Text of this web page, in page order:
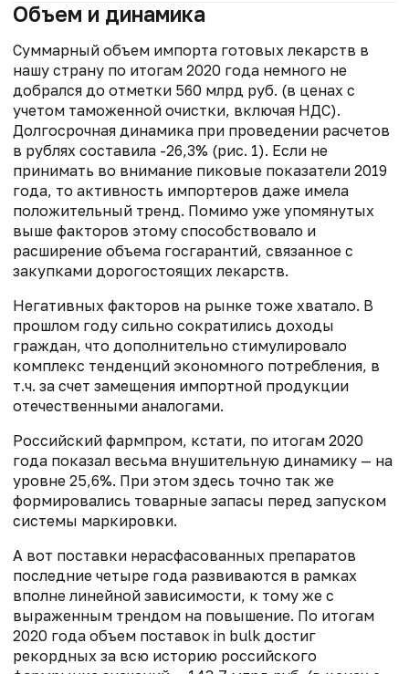
Объем и динамика
Суммарный объем импорта готовых лекарств в
нашу страну по итогам 2020 года немного не
добрался до отметки 560 млрд руб. (в ценах с
учетом таможенной очистки, включая НДС).
Долгосрочная динамика при проведении расчетов
в рублях составила -26,3% (рис. 1). Если не
принимать во внимание пиковые показатели 2019
года, то активность импортеров даже имела
положительный тренд. Помимо уже упомянутых
выше факторов этому способствовало и
расширение объема госгарантий, связанное с
закупками дорогостоящих лекарств.
Негативных факторов на рынке тоже хватало. В
прошлом году сильно сократились доходы
граждан, что дополнительно стимулировало
комплекс тенденций экономного потребления, в
т.ч. за счет замещения импортной продукции
отечественными аналогами.
Российский фармпром, кстати, по итогам 2020
года показал весьма внушительную динамику — на
уровне 25,6%. При этом здесь точно так же
формировались товарные запасы перед запуском
системы маркировки.
А вот поставки нерасфасованных препаратов
последние четыре года развиваются в рамках
вполне линейной зависимости, к тому же с
выраженным трендом на повышение. По итогам
2020 года объем поставок in bulk достиг
рекордных за всю историю российского